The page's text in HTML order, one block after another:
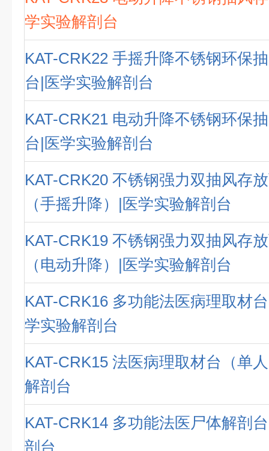
学实验解剖台
KAT-CRK22 手摇升降不锈钢环保
台|医学实验解剖台
KAT-CRK21 电动升降不锈钢环保
台|医学实验解剖台
KAT-CRK20 不锈钢强力双抽风存
（手摇升降）|医学实验解剖台
KAT-CRK19 不锈钢强力双抽风存
（电动升降）|医学实验解剖台
KAT-CRK16 多功能法医病理取材
学实验解剖台
KAT-CRK15 法医病理取材台（单
解剖台
KAT-CRK14 多功能法医尸体解剖
剖台